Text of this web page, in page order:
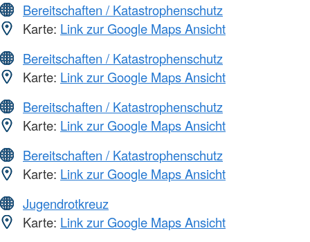
Bereitschaften / Katastrophenschutz
Karte: Link zur Google Maps Ansicht
Bereitschaften / Katastrophenschutz
Karte: Link zur Google Maps Ansicht
Bereitschaften / Katastrophenschutz
Karte: Link zur Google Maps Ansicht
Bereitschaften / Katastrophenschutz
Karte: Link zur Google Maps Ansicht
Jugendrotkreuz
Karte: Link zur Google Maps Ansicht